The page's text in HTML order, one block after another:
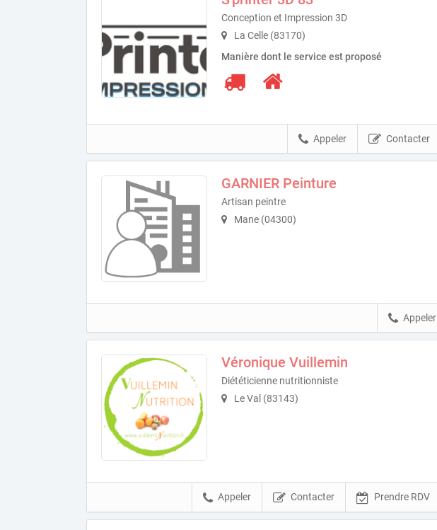
Conception et Impression 3D
La Celle (83170)
Manière dont le service est proposé
Contacter
Appeler
GARNIER Peinture
Artisan peintre
Mane (04300)
Appeler
Véronique Vuillemin
Diététicienne nutritionniste
Le Val (83143)
Prendre RDV
Contacter
Appeler